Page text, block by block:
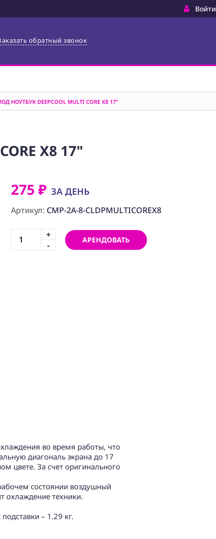
Войти
обратный звонок
НОУТБУК DEEPCOOL MULTI CORE X8 17"
X8 17"
275 ₽ ЗА ДЕНЬ
Артикул: CMP-2A-8-CLDPMULTICOREX8
+
-
АРЕНДОВАТЬ
во время работы, что
диагональ экрана до 17
цвете. За счет оригинального
состоянии воздушный
охлаждение техники.
– 1.29 кг.